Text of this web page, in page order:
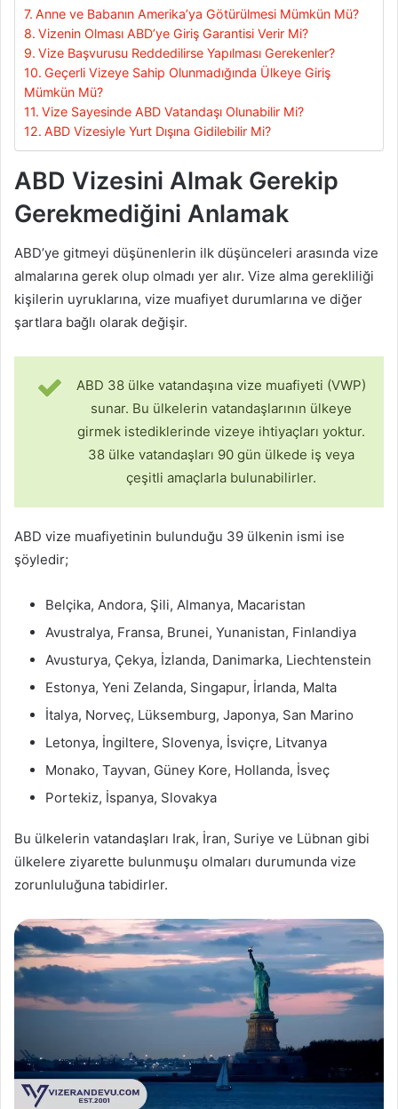
Anne ve Babanın Amerika’ya Götürülmesi Mümkün Mü?
Vizenin Olması ABD’ye Giriş Garantisi Verir Mi?
Vize Başvurusu Reddedilirse Yapılması Gerekenler?
Geçerli Vizeye Sahip Olunmadığında Ülkeye Giriş
Mümkün Mü?
Vize Sayesinde ABD Vatandaşı Olunabilir Mi?
ABD Vizesiyle Yurt Dışına Gidilebilir Mi?
ABD Vizesini Almak Gerekip
Gerekmediğini Anlamak
ABD’ye gitmeyi düşünenlerin ilk düşünceleri arasında vize
almalarına gerek olup olmadı yer alır. Vize alma gerekliliği
kişilerin uyruklarına, vize muafiyet durumlarına ve diğer
şartlara bağlı olarak değişir.
ABD 38 ülke vatandaşına vize muafiyeti (VWP)
sunar. Bu ülkelerin vatandaşlarının ülkeye
girmek istediklerinde vizeye ihtiyaçları yoktur.
38 ülke vatandaşları 90 gün ülkede iş veya
çeşitli amaçlarla bulunabilirler.
ABD vize muafiyetinin bulunduğu 39 ülkenin ismi ise
şöyledir;
Belçika, Andora, Şili, Almanya, Macaristan
Avustralya, Fransa, Brunei, Yunanistan, Finlandiya
Avusturya, Çekya, İzlanda, Danimarka, Liechtenstein
Estonya, Yeni Zelanda, Singapur, İrlanda, Malta
İtalya, Norveç, Lüksemburg, Japonya, San Marino
Letonya, İngiltere, Slovenya, İsviçre, Litvanya
Monako, Tayvan, Güney Kore, Hollanda, İsveç
Portekiz, İspanya, Slovakya
Bu ülkelerin vatandaşları Irak, İran, Suriye ve Lübnan gibi
ülkelere ziyarette bulunmuşu olmaları durumunda vize
zorunluluğuna tabidirler.